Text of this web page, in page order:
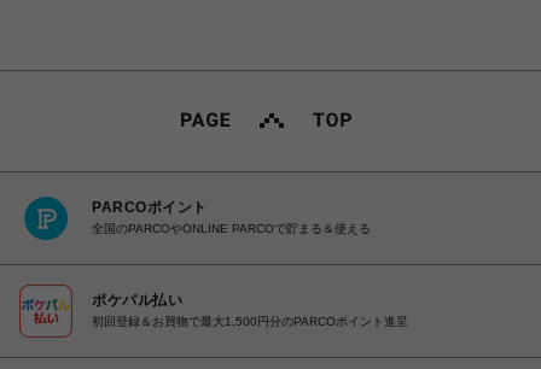
PARCOポイント
全国のPARCOやONLINE PARCOで貯まる＆使える
ポケパル払い
初回登録＆お買物で最大1,500円分のPARCOポイント進呈